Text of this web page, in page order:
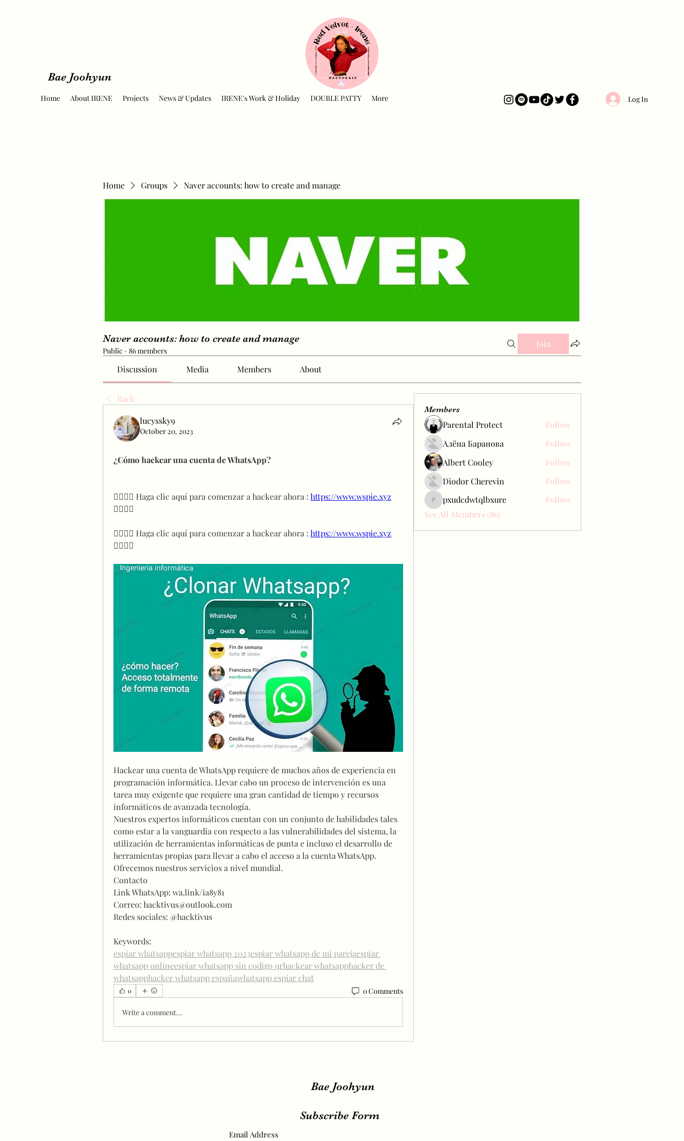
Bae Joohyun
Home About IRENE Projects News & Updates IRENE's Work & Holiday DOUBLE PATTY More Log In
Home Groups Naver accounts: how to create and manage
Naver accounts: how to create and manage
Public · 86 members
Join
Discussion Media Members About
Back
lucyssky9
October 20, 2023
¿Cómo hackear una cuenta de WhatsApp?
👉🏻👉🏻 Haga clic aquí para comenzar a hackear ahora : https://www.wspie.xyz
👈🏻👈🏻
👉🏻👉🏻 Haga clic aquí para comenzar a hackear ahora : https://www.wspie.xyz
👈🏻👈🏻
Hackear una cuenta de WhatsApp requiere de muchos años de experiencia en
programación informática. Llevar cabo un proceso de intervención es una
tarea muy exigente que requiere una gran cantidad de tiempo y recursos
informáticos de avanzada tecnología.
Nuestros expertos informáticos cuentan con un conjunto de habilidades tales
como estar a la vanguardia con respecto a las vulnerabilidades del sistema, la
utilización de herramientas informáticas de punta e incluso el desarrollo de
herramientas propias para llevar a cabo el acceso a la cuenta WhatsApp.
Ofrecemos nuestros servicios a nivel mundial.
Contacto
Link WhatsApp: wa.link/ia8y81
Correo: hacktivus@outlook.com
Redes sociales: @hacktivus
Keywords:
espiar whatsappespiar whatsapp 2023espiar whatsapp de mi parejaespiar
whatsapp onlineespiar whatsapp sin codigo qrhackear whatsapphacker de
whatsapphacker whatsapp españawhatsapp espiar chat
0 0 Comments
Write a comment...
Members
Parental Protect
Follow
Алёна Баранова
Follow
Albert Cooley
Follow
Diodor Cherevin
Follow
pxudcdwtqlbxure
pxudcdwtqlbxure
Follow
See All Members (86)
Bae Joohyun
Subscribe Form